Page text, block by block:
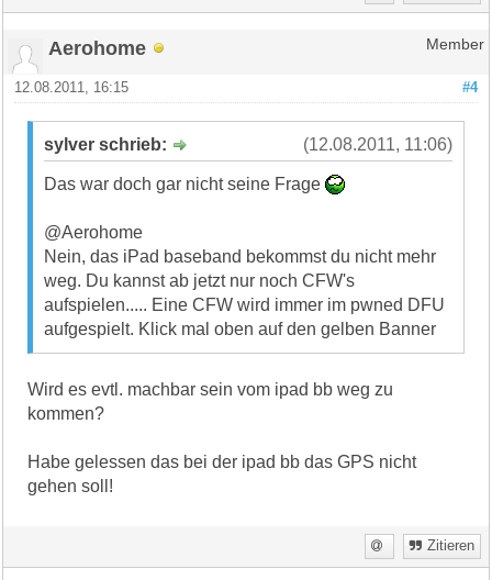
Aerohome Member
#4
12.08.2011, 16:15
(12.08.2011, 11:06)
sylver schrieb:
Das war doch gar nicht seine Frage
@Aerohome
Nein, das iPad baseband bekommst du nicht mehr
weg. Du kannst ab jetzt nur noch CFW's
aufspielen..... Eine CFW wird immer im pwned DFU
aufgespielt. Klick mal oben auf den gelben Banner
Wird es evtl. machbar sein vom ipad bb weg zu
kommen?
Habe gelessen das bei der ipad bb das GPS nicht
gehen soll!
Zitieren